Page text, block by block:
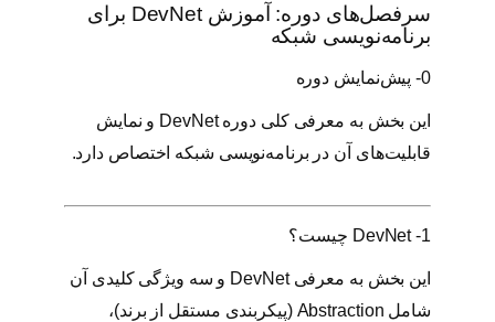
سرفصل‌های دوره: آموزش DevNet برای
برنامه‌نویسی شبکه
0- پیش‌نمایش دوره
این بخش به معرفی کلی دوره DevNet و نمایش
قابلیت‌های آن در برنامه‌نویسی شبکه اختصاص دارد.
1- DevNet چیست؟
این بخش به معرفی DevNet و سه ویژگی کلیدی آن
شامل Abstraction (پیکربندی مستقل از برند)،